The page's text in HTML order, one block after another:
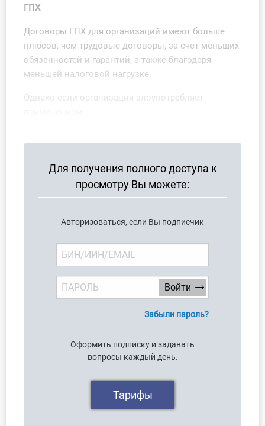
ГПХ
Договоры ГПХ для организаций имеют больше
плюсов, чем трудовые договоры, за счет меньших
обязанностей и гарантий, а также благодаря
меньшей налоговой нагрузке.
Однако если организация злоупотребляет
Для получения полного доступа к
просмотру Вы можете:
Авторизоваться, если Вы подписчик
Забыли пароль?
Оформить подписку и задавать
вопросы каждый день.
Тарифы